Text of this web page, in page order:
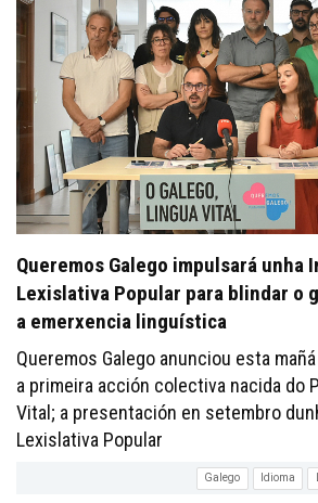
Queremos Galego impulsará unha
Lexislativa Popular para blindar o
a emerxencia linguística
Queremos Galego anunciou esta
a primeira acción colectiva nacida do
Vital; a presentación en setembro
Lexislativa Popular
Galego Idioma